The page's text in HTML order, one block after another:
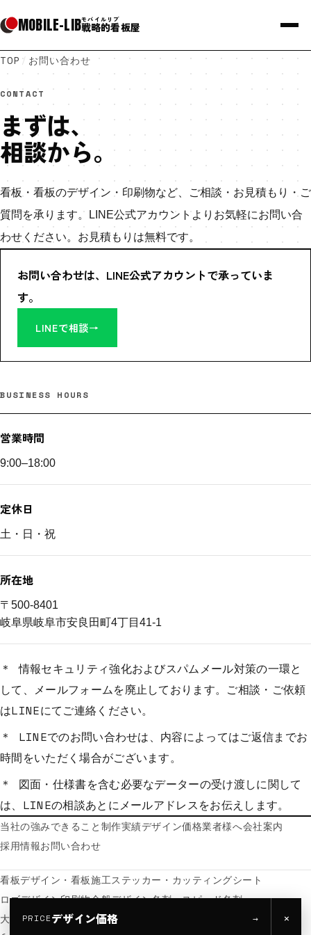
MOBILE-LIBモバイルリブ
戦略的看板屋
TOP / お問い合わせ
CONTACT
まずは、
相談から。
看板・看板のデザイン・印刷物など、ご相談・お見積もり・ご
質問を承ります。LINE公式アカウントよりお気軽にお問い合
わせください。お見積もりは無料です。
お問い合わせは、LINE公式アカウントで承っていま
す。
LINEで相談→
BUSINESS HOURS
営業時間
9:00–18:00
定休日
土・日・祝
所在地
〒500-8401
岐阜県岐阜市安良田町4丁目41-1
＊ 情報セキュリティ強化およびスパムメール対策の一環と
して、メールフォームを廃止しております。ご相談・ご依頼
はLINEにてご連絡ください。
＊ LINEでのお問い合わせは、内容によってはご返信までお
時間をいただく場合がございます。
＊ 図面・仕様書を含む必要なデーターの受け渡しに関して
は、LINEの相談あとにメールアドレスをお伝えします。
PRICEデザイン価格 → ×
当社の強みできること制作実績デザイン価格業者様へ会社案内
採用情報お問い合わせ
看板デザイン・看板施工ステッカー・カッティングシート
ロゴデザイン印刷物全般デザイン名刺・スピード名刺
大判出力・ポスター